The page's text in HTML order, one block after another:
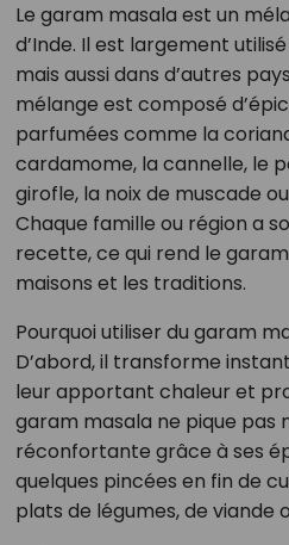
Le garam masala est un
d’Inde. Il est largement
mais aussi dans d’autres
mélange est composé
parfumées comme la
cardamome, la cannelle, le
girofle, la noix de muscade
Chaque famille ou région a
recette, ce qui rend le
maisons et les traditions.
Pourquoi utiliser du garam
D’abord, il transforme
leur apportant chaleur et
garam masala ne pique pas
réconfortante grâce à ses
quelques pincées en fin de
plats de légumes, de viande